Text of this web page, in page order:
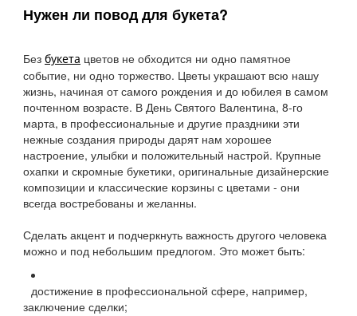
Нужен ли повод для букета?
Без букета цветов не обходится ни одно памятное
событие, ни одно торжество. Цветы украшают всю нашу
жизнь, начиная от самого рождения и до юбилея в самом
почтенном возрасте. В День Святого Валентина, 8-го
марта, в профессиональные и другие праздники эти
нежные создания природы дарят нам хорошее
настроение, улыбки и положительный настрой. Крупные
охапки и скромные букетики, оригинальные дизайнерские
композиции и классические корзины с цветами - они
всегда востребованы и желанны.
Сделать акцент и подчеркнуть важность другого человека
можно и под небольшим предлогом. Это может быть:
достижение в профессиональной сфере, например,
заключение сделки;